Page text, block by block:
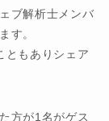
ブ解析士メンバ
す。
ともありシェア
方が1名がゲス